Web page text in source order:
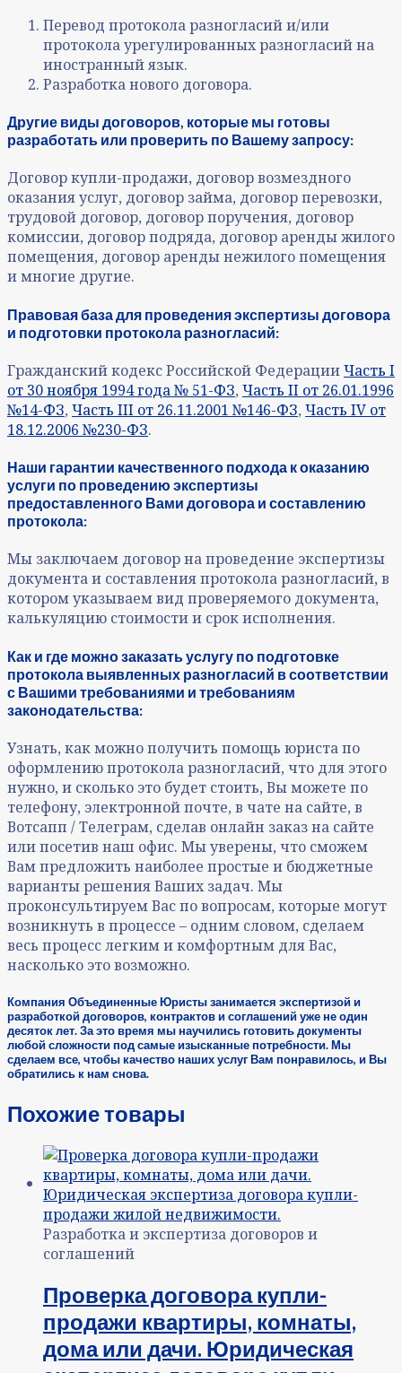
Перевод протокола разногласий и/или
протокола урегулированных разногласий на
иностранный язык.
Разработка нового договора.
Другие виды договоров, которые мы готовы
разработать или проверить по Вашему запросу:
Договор купли-продажи, договор возмездного
оказания услуг, договор займа, договор перевозки,
трудовой договор, договор поручения, договор
комиссии, договор подряда, договор аренды жилого
помещения, договор аренды нежилого помещения
и многие другие.
Правовая база для проведения экспертизы договора
и подготовки протокола разногласий:
Гражданский кодекс Российской ФедерацииЧасть I
от 30 ноября 1994 года № 51-ФЗ, Часть II от 26.01.1996
№14-ФЗ, Часть III от 26.11.2001 №146-ФЗ, Часть IV от
18.12.2006 №230-ФЗ.
Наши гарантии качественного подхода к оказанию
услуги по проведению экспертизы
предоставленного Вами договора и составлению
протокола:
Мы заключаем договор на проведение экспертизы
документа и составления протокола разногласий, в
котором указываем вид проверяемого документа,
калькуляцию стоимости и срок исполнения.
Как и где можно заказать услугу по подготовке
протокола выявленных разногласий в соответствии
с Вашими требованиями и требованиям
законодательства:
Узнать, как можно получить помощь юриста по
оформлению протокола разногласий, что для этого
нужно, и сколько это будет стоить, Вы можете по
телефону, электронной почте, в чате на сайте, в
Вотсапп / Телеграм, сделав онлайн заказ на сайте
или посетив наш офис. Мы уверены, что сможем
Вам предложить наиболее простые и бюджетные
варианты решения Ваших задач. Мы
проконсультируем Вас по вопросам, которые могут
возникнуть в процессе – одним словом, сделаем
весь процесс легким и комфортным для Вас,
насколько это возможно.
Компания Объединенные Юристы занимается экспертизой и
разработкой договоров, контрактов и соглашений уже не один
десяток лет. За это время мы научились готовить документы
любой сложности под самые изысканные потребности. Мы
сделаем все, чтобы качество наших услуг Вам понравилось, и Вы
обратились к нам снова.
Похожие товары
Разработка и экспертиза договоров и
соглашений
Проверка договора купли-
продажи квартиры, комнаты,
дома или дачи. Юридическая